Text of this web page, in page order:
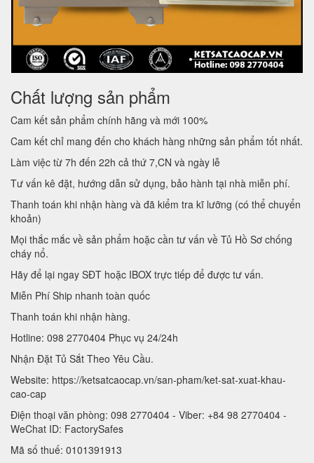
Chất lượng sản phẩm
Cam kết sản phẩm chính hãng và mới 100%
Cam kết chỉ mang đến cho khách hàng những sản phẩm tốt nhất.
Làm việc từ 7h đến 22h cả thứ 7,CN và ngày lễ
Tư vấn kê đặt, hướng dẫn sử dụng, bảo hành tại nhà miễn phí.
Thanh toán khi nhận hàng và đã kiểm tra kĩ lưỡng (có thể chuyển
khoản)
Mọi thắc mắc về sản phẩm hoặc cần tư vấn về Tủ Hồ Sơ chống
cháy nổ.
Hãy để lại ngay SĐT hoặc IBOX trực tiếp để được tư vấn.
Miễn Phí Ship nhanh toàn quốc
Thanh toán khi nhận hàng.
Hotline: 098 2770404 Phục vụ 24/24h
Nhận Đặt Tủ Sắt Theo Yêu Cầu.
Website: https://ketsatcaocap.vn/san-pham/ket-sat-xuat-khau-
cao-cap
Điện thoại văn phòng: 098 2770404 - Viber: +84 98 2770404 -
WeChat ID: FactorySafes
Mã số thuế: 0101391913